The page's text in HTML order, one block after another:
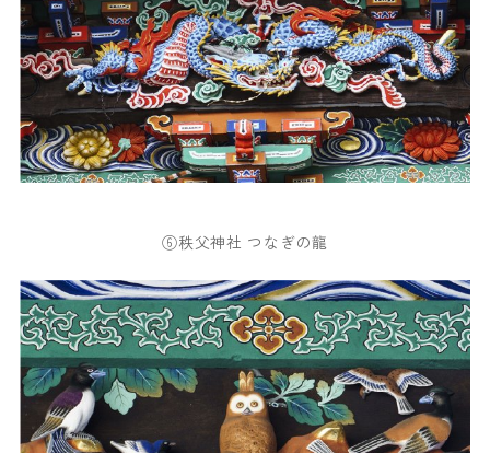
⑥秩父神社 つなぎの龍